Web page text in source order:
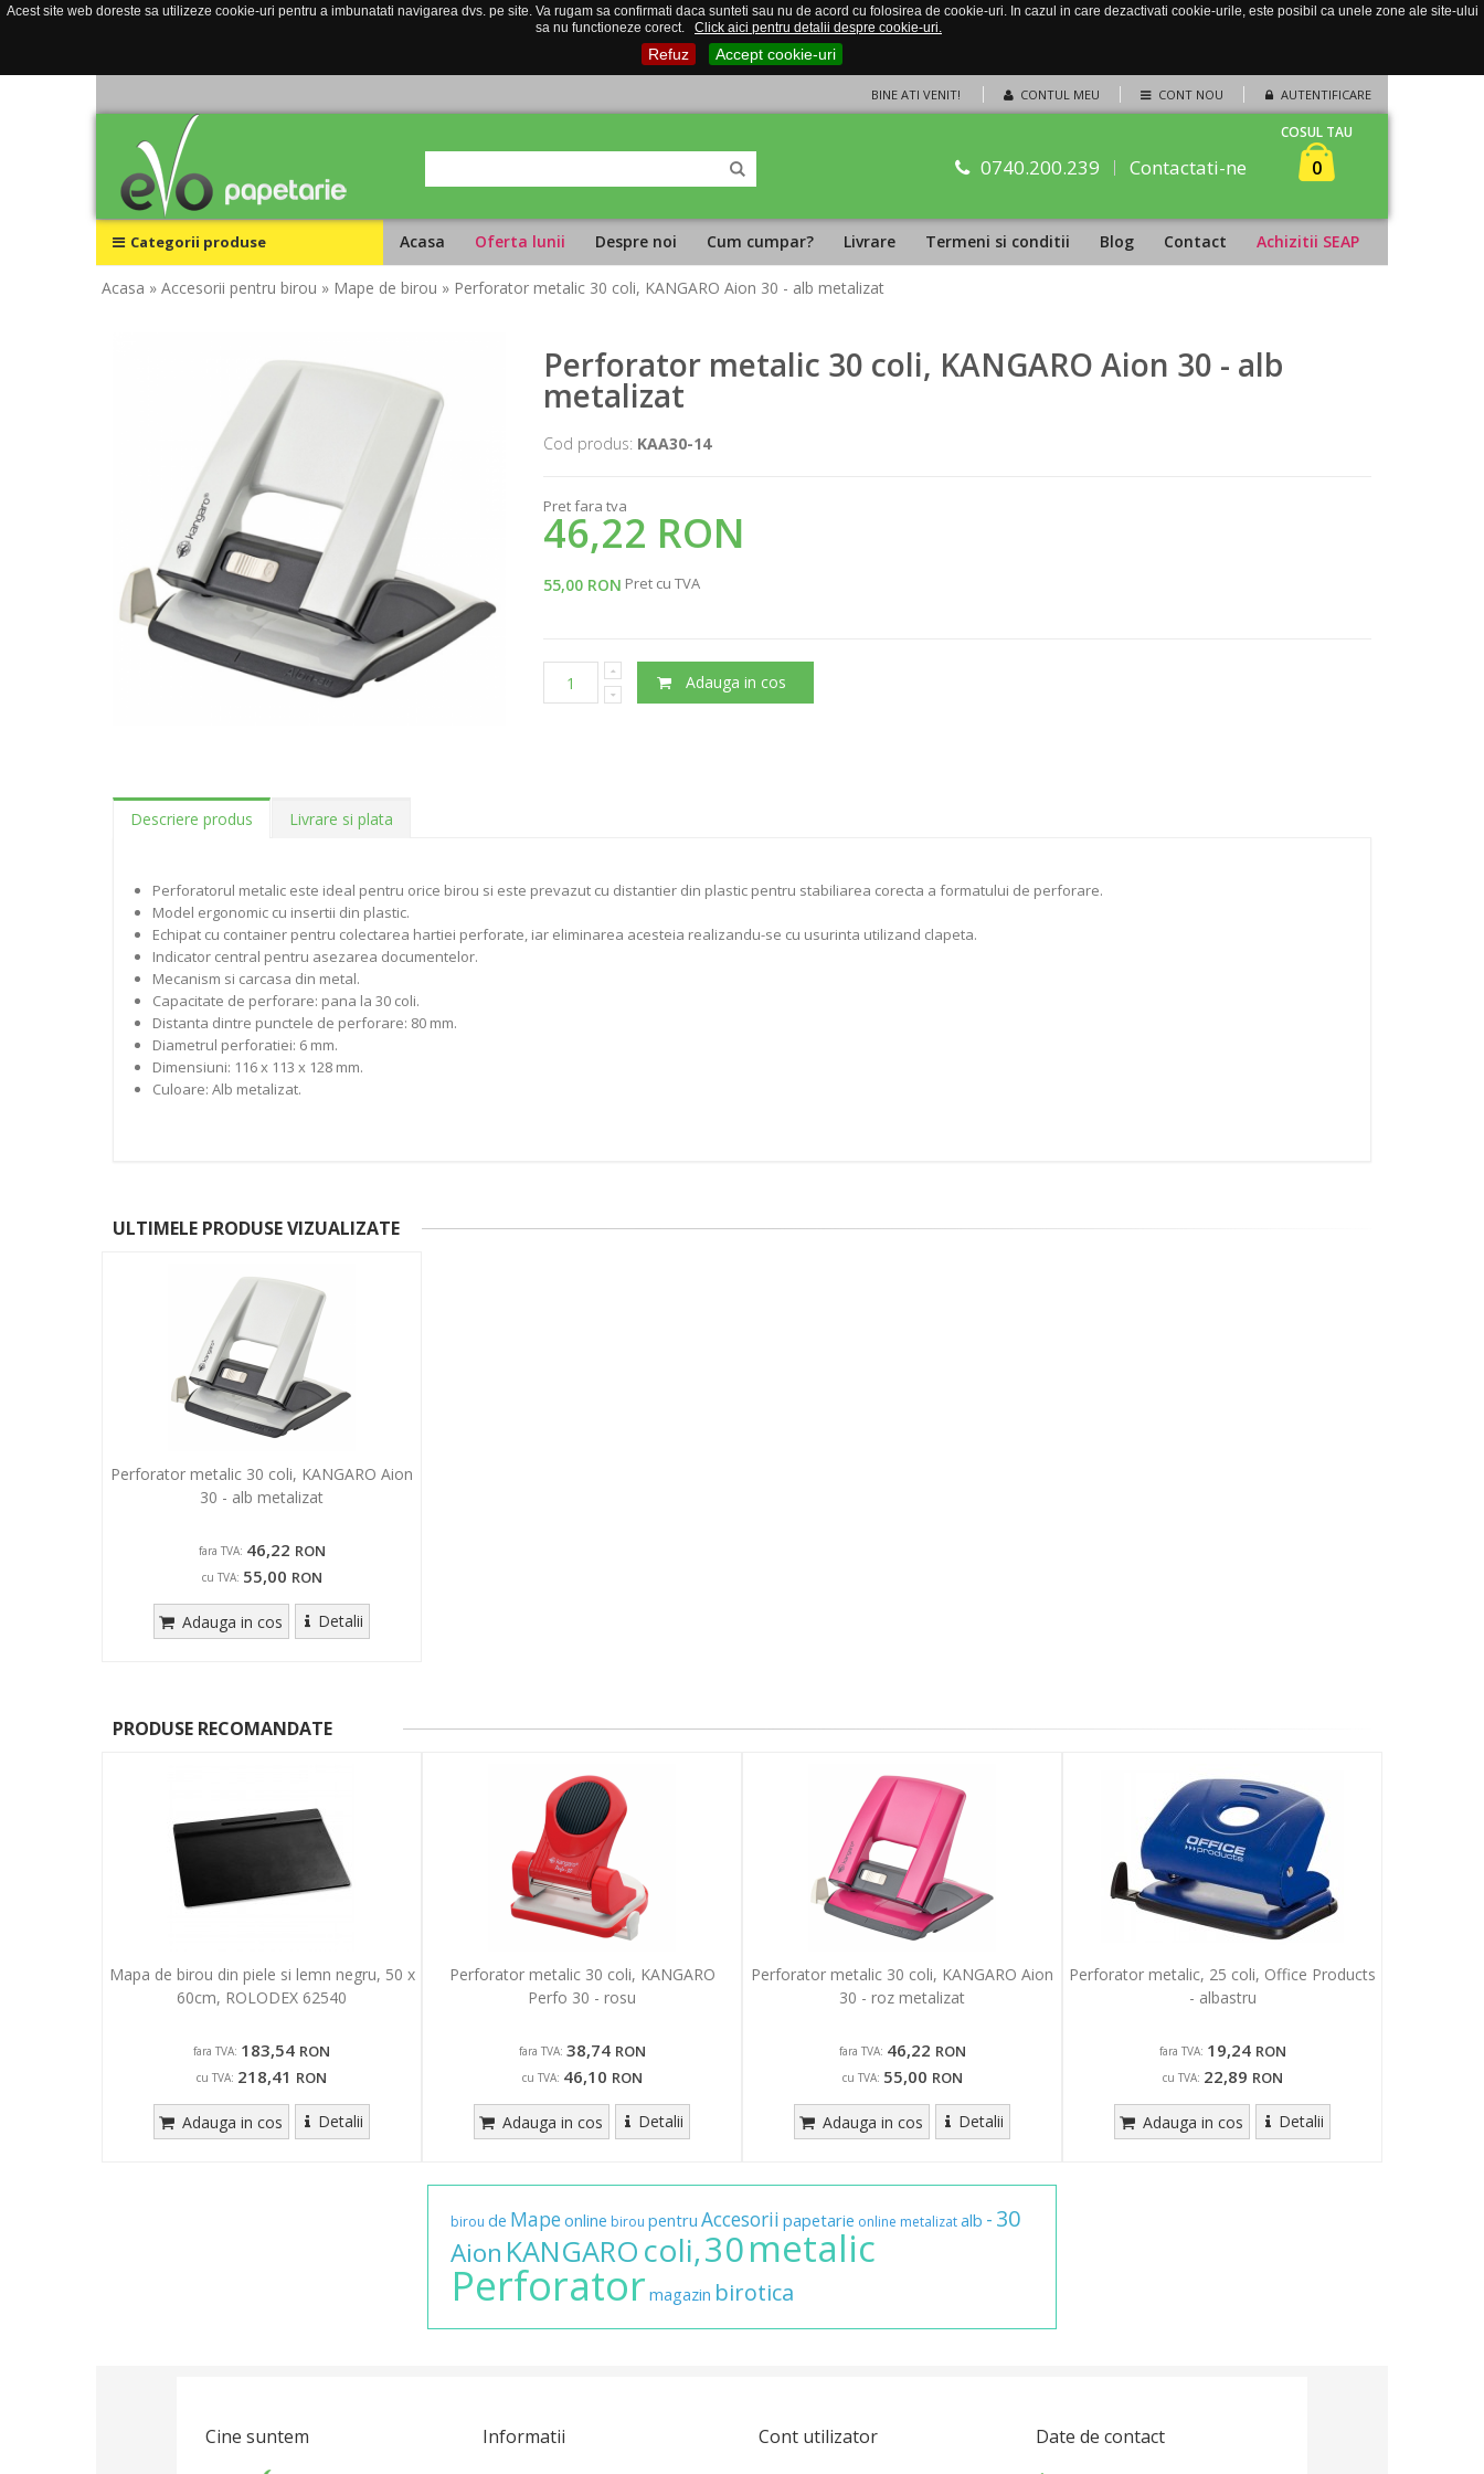
Acest site web doreste sa utilizeze cookie-uri pentru a imbunatati navigarea dvs. pe site. Va rugam sa confirmati daca sunteti sau nu de acord cu folosirea de cookie-uri. In cazul in care dezactivati cookie-urile, este posibil ca unele zone ale site-ului
sa nu functioneze corect.
Click aici pentru detalii despre cookie-uri.
Refuz Accept cookie-uri
CONTUL MEU CONT NOU AUTENTIFICARE
BINE ATI VENIT!
0740.200.239 Contactati-ne
COSUL TAU
0
Categorii produse Acasa Oferta lunii Despre noi Cum cumpar? Livrare Termeni si conditii Blog Contact Achizitii SEAP
Acasa » Accesorii pentru birou » Mape de birou » Perforator metalic 30 coli, KANGARO Aion 30 - alb metalizat
Perforator metalic 30 coli, KANGARO Aion 30 - alb
metalizat
Cod produs: KAA30-14
Pret fara tva
46,22 RON
55,00 RON Pret cu TVA
Adauga in cos
Descriere produs Livrare si plata
Perforatorul metalic este ideal pentru orice birou si este prevazut cu distantier din plastic pentru stabiliarea corecta a formatului de perforare.
Model ergonomic cu insertii din plastic.
Echipat cu container pentru colectarea hartiei perforate, iar eliminarea acesteia realizandu-se cu usurinta utilizand clapeta.
Indicator central pentru asezarea documentelor.
Mecanism si carcasa din metal.
Capacitate de perforare: pana la 30 coli.
Distanta dintre punctele de perforare: 80 mm.
Diametrul perforatiei: 6 mm.
Dimensiuni: 116 x 113 x 128 mm.
Culoare: Alb metalizat.
ULTIMELE PRODUSE VIZUALIZATE
Perforator metalic 30 coli, KANGARO Aion
30 - alb metalizat
fara TVA: 46,22 RON
cu TVA: 55,00 RON
Adauga in cos Detalii
PRODUSE RECOMANDATE
Mapa de birou din piele si lemn negru, 50 x
60cm, ROLODEX 62540
fara TVA: 183,54 RON
cu TVA: 218,41 RON
Adauga in cos Detalii
Perforator metalic 30 coli, KANGARO
Perfo 30 - rosu
fara TVA: 38,74 RON
cu TVA: 46,10 RON
Adauga in cos Detalii
Perforator metalic 30 coli, KANGARO Aion
30 - roz metalizat
fara TVA: 46,22 RON
cu TVA: 55,00 RON
Adauga in cos Detalii
Perforator metalic, 25 coli, Office Products
- albastru
fara TVA: 19,24 RON
cu TVA: 22,89 RON
Adauga in cos Detalii
birou de Mapeonline birou pentru Accesorii papetarie online metalizatalb - 30
Aion KANGARO coli,30metalic
Perforator magazin birotica
Cine suntem Informatii Cont utilizator Date de contact